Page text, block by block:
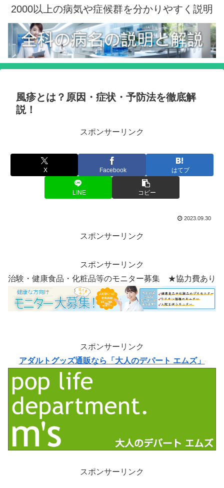
2000以上の病気や症候群を分かりやすく説明
風疹とは？原因・症状・予防法を徹底解
説！
スポンサーリンク
X Facebook はてブ
LINE コピー
2023.09.30
スポンサーリンク
スポンサーリンク
治験・健康食品・化粧品等のモニター募集 ★協力費あり
スポンサーリンク
アダルトグッズ通販なら「大人のデパート エムズ」
スポンサーリンク